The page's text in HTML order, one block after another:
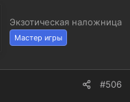
Экзотическая наложница
Мастер игры
#506